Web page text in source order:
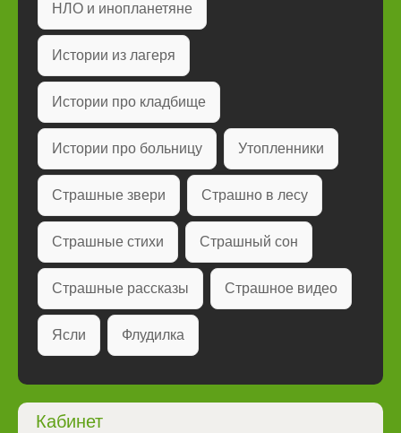
НЛО и инопланетяне
Истории из лагеря
Истории про кладбище
Истории про больницу Утопленники
Страшные звери Страшно в лесу
Страшные стихи Страшный сон
Страшные рассказы Страшное видео
Ясли Флудилка
Кабинет